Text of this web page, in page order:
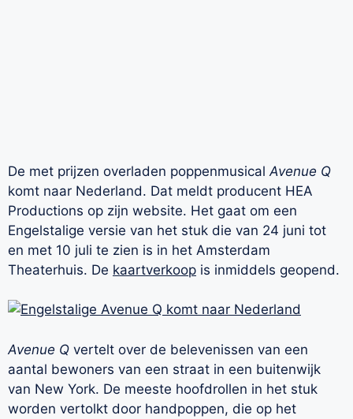
De met prijzen overladen poppenmusical Avenue Q
komt naar Nederland. Dat meldt producent HEA
Productions op zijn website. Het gaat om een
Engelstalige versie van het stuk die van 24 juni tot
en met 10 juli te zien is in het Amsterdam
Theaterhuis. De kaartverkoop is inmiddels geopend.
Avenue Q vertelt over de belevenissen van een
aantal bewoners van een straat in een buitenwijk
van New York. De meeste hoofdrollen in het stuk
worden vertolkt door handpoppen, die op het